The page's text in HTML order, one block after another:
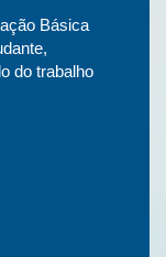
Básica
do trabalho